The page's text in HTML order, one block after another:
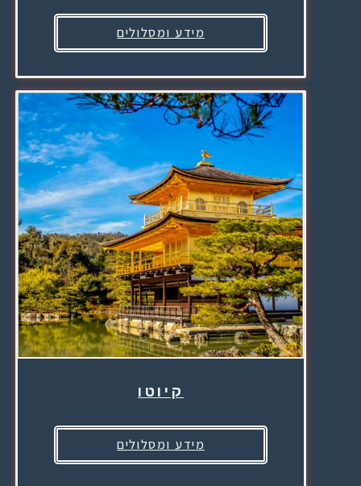
מידע ומסלולים
קיוטו
מידע ומסלולים